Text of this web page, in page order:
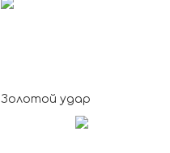
Золотой удар